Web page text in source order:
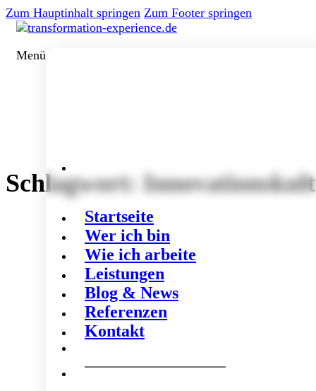
Zum Hauptinhalt springen Zum Footer springen
Menü
Startseite
Wer ich bin
Wie ich arbeite
Leistungen
Blog & News
Referenzen
Kontakt
Schlagwort: